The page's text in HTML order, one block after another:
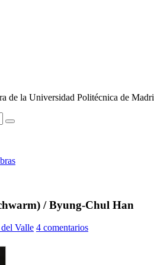
de la Universidad Politécnica de
/ Byung-Chul Han
Valle 4 comentarios